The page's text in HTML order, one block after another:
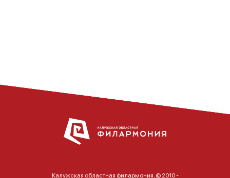
Калужская областная филармония. © 2010 -